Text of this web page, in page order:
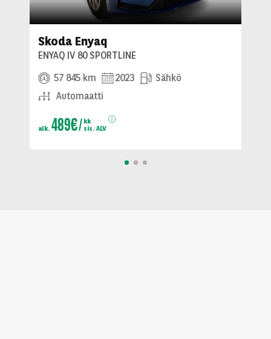
Skoda Enyaq
ENYAQ IV 80 SPORTLINE
57 845 km
2023
Sähkö
Automaatti
alk. 489€
kk
sis. ALV